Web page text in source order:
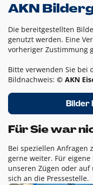
AKN
Die bereitgestellten
genutzt werden. Eine
vorheriger Zustimmung
Bitte verwenden Sie bei
Bildnachweis: © AKN
Bilder
Für Sie war
Bei speziellen Anfragen
gerne weiter. Für
unseren Zügen oder
sich an die Pressestelle.